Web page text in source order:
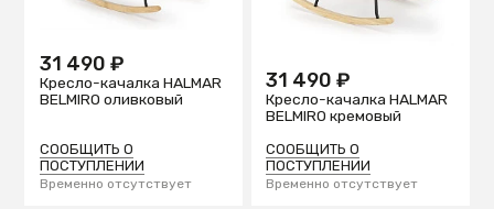
31 490 ₽
Кресло-качалка HALMAR
BELMIRO оливковый
СООБЩИТЬ О
ПОСТУПЛЕНИИ
Временно отсутствует
31 490 ₽
Кресло-качалка HALMAR
BELMIRO кремовый
СООБЩИТЬ О
ПОСТУПЛЕНИИ
Временно отсутствует